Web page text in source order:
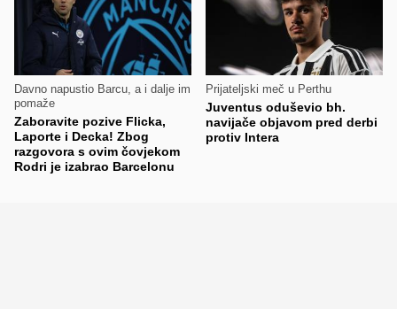
Davno napustio Barcu, a i dalje im
pomaže
Zaboravite pozive Flicka,
Laporte i Decka! Zbog
razgovora s ovim čovjekom
Rodri je izabrao Barcelonu
Prijateljski meč u Perthu
Juventus oduševio bh.
navijače objavom pred derbi
protiv Intera